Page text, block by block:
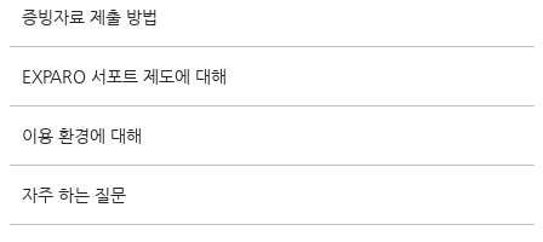
증빙자료 제출 방법
EXPARO 서포트 제도에 대해
이용 환경에 대해
자주 하는 질문